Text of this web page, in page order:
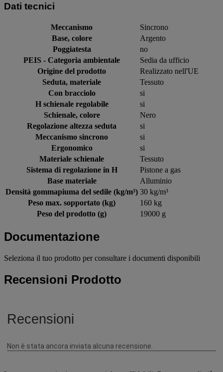
Dati tecnici
Meccanismo
Sincrono
Base, colore
Argento
Poggiatesta
no
PEIS - Categoria ambientale
Sedia da ufficio
Origine del prodotto
Realizzato nell'UE
Seduta, materiale
Tessuto
Con bracciolo
si
H schienale regolabile
si
Schienale, colore
Nero
Regolazione altezza seduta
si
Meccanismo sincrono
si
Ergonomico
si
Materiale schienale
Tessuto
Sistema di regolazione in H
Pistone a gas
Base materiale
Alluminio
Densità gommapiuma del sedile (kg/m³) 30 kg/m³
Peso max. sopportato (kg)
160 kg
Peso del prodotto (g)
19000 g
Documentazione
Seleziona il tuo prodotto per consultare i documenti disponibili
Recensioni Prodotto